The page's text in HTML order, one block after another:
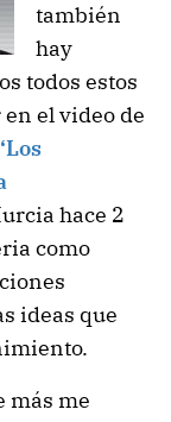
también
hay
todos estos
el video de
hace 2
como
ideas que
más me